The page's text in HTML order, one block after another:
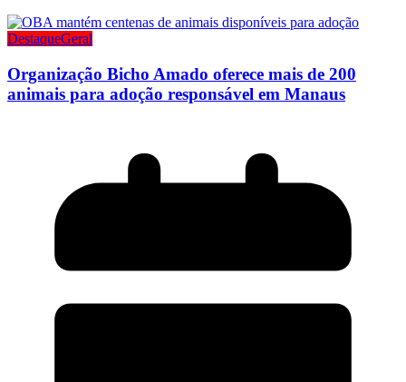
DestaqueGeral
Organização Bicho Amado oferece mais de 200
animais para adoção responsável em Manaus